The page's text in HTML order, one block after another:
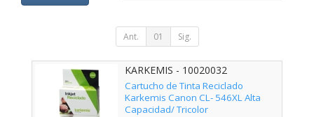
Ant. 01 Sig.
KARKEMIS - 10020032
Cartucho de Tinta Reciclado
Karkemis Canon CL- 546XL Alta
Capacidad/ Tricolor